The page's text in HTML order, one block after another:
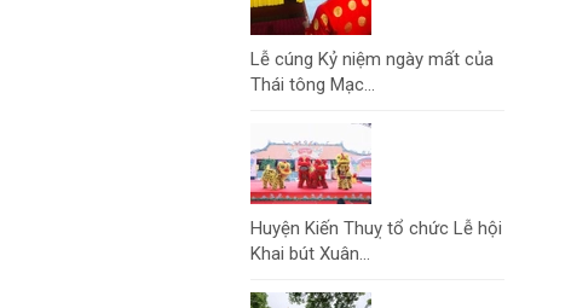
Lễ cúng Kỷ niệm ngày mất của
Thái tông Mạc...
Huyện Kiến Thuỵ tổ chức Lễ hội
Khai bút Xuân...